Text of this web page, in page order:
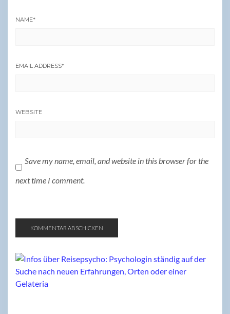
NAME*
EMAIL ADDRESS*
WEBSITE
Save my name, email, and website in this browser for the
next time I comment.